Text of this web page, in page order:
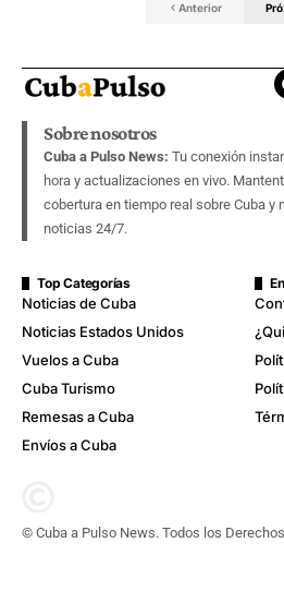
Anterior
Sobre nosotros
Cuba a Pulso News: Tu conexión
hora y actualizaciones en vivo.
cobertura en tiempo real sobre Cuba y
noticias 24/7.
Top Categorías
Noticias de Cuba
Noticias Estados Unidos
Vuelos a Cuba
Cuba Turismo
Remesas a Cuba
Envíos a Cuba
© Cuba a Pulso News. Todos los